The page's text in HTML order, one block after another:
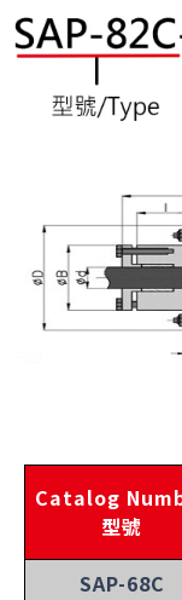
Catalog
型號
SAP-68C